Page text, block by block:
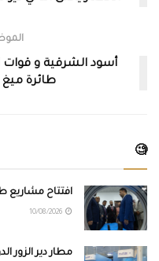
أسود الشرقية و
طائرة ميغ
🧐
افتتاح مشاريع
مطار دير الزور